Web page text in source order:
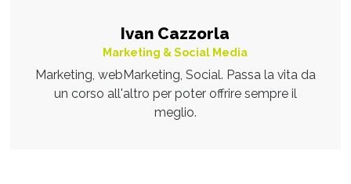
Ivan Cazzorla
Marketing & Social Media
Marketing, webMarketing, Social. Passa la vita da
un corso all'altro per poter offrire sempre il
meglio.